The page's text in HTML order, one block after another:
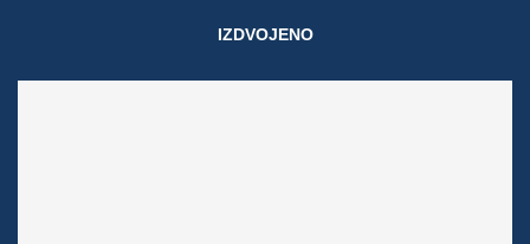
IZDVOJENO